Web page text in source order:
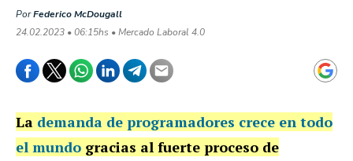
PorFederico McDougall
24.02.2023 • 06:15hs • Mercado Laboral 4.0
La demanda de programadores crece en todo
el mundo gracias al fuerte proceso de